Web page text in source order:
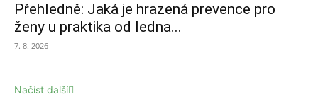
Přehledně: Jaká je hrazená prevence pro
ženy u praktika od ledna...
7. 8. 2026
Načíst další